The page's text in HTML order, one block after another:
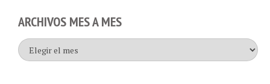
Archivos
mes
a